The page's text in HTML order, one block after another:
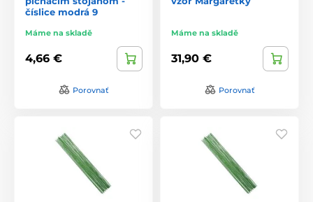
číslice modrá 9
Máme na skladě
4,66 €
Porovnať
Máme na skladě
31,90 €
Porovnať